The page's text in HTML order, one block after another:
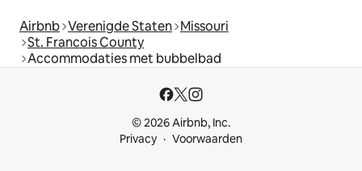
Airbnb Verenigde Staten Missouri
St. Francois County
Accommodaties met bubbelbad
© 2026 Airbnb, Inc.
Privacy
Voorwaarden